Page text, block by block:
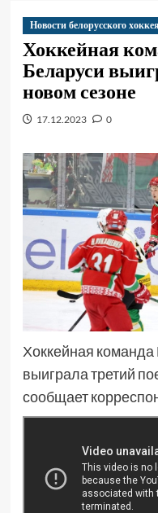
Новости белорусского хоккея
Хоккейная
Беларуси
новом сезоне
17.12.2023 0
Хоккейная
выиграла третий
сообщает